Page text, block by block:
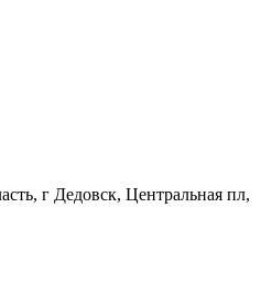
г Дедовск, Центральная пл,